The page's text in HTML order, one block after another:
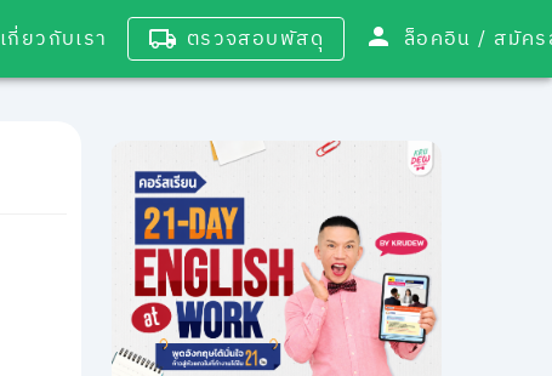
เกี่ยวกับเรา ตรวจสอบพัสดุ ล็อคอิน /